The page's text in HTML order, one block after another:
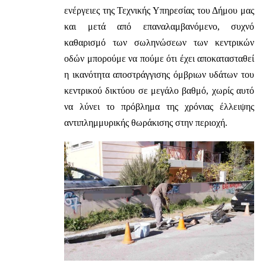
ενέργειες της Τεχνικής Υπηρεσίας του Δήμου μας
και μετά από επαναλαμβανόμενο, συχνό
καθαρισμό των σωληνώσεων των κεντρικών
οδών μπορούμε να πούμε ότι έχει αποκατασταθεί
η ικανότητα αποστράγγισης όμβριων υδάτων του
κεντρικού δικτύου σε μεγάλο βαθμό, χωρίς αυτό
να λύνει το πρόβλημα της χρόνιας έλλειψης
αντιπλημμυρικής θωράκισης στην περιοχή.